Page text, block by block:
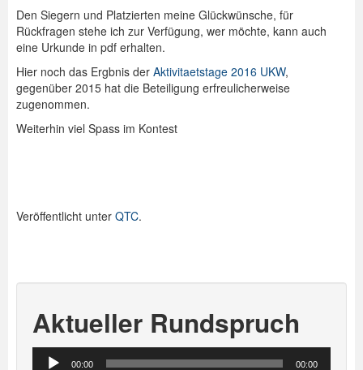
Den Siegern und Platzierten meine Glückwünsche, für
Rückfragen stehe ich zur Verfügung, wer möchte, kann auch
eine Urkunde in pdf erhalten.
Hier noch das Ergbnis der Aktivitaetstage 2016 UKW,
gegenüber 2015 hat die Beteiligung erfreulicherweise
zugenommen.
Weiterhin viel Spass im Kontest
Veröffentlicht unter QTC.
Aktueller Rundspruch
Audio-
00:00 00:00